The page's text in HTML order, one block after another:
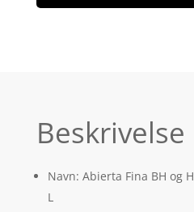
Beskrivelse
Navn: Abierta Fina BH og
L